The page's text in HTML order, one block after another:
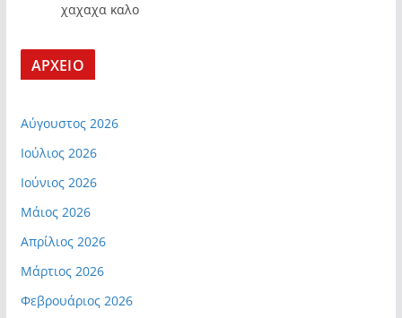
χαχαχα καλο
ΑΡΧΕΙΟ
Αύγουστος 2026
Ιούλιος 2026
Ιούνιος 2026
Μάιος 2026
Απρίλιος 2026
Μάρτιος 2026
Φεβρουάριος 2026